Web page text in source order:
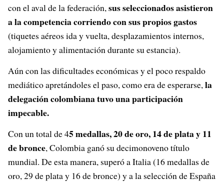
con el aval de la federación,sus seleccionados asistieron
a la competencia corriendo con sus propios gastos
(tiquetes aéreos ida y vuelta, desplazamientos internos,
alojamiento y alimentación durante su estancia).
Aún con las dificultades económicas y el poco respaldo
mediático apretándoles el paso, como era de esperarse,la
delegación colombiana tuvo una participación
impecable.
Con un total de 45 medallas, 20 de oro, 14 de plata y 11
de bronce, Colombia ganó su decimonoveno título
mundial. De esta manera, superó a Italia (16 medallas de
oro, 29 de plata y 16 de bronce) y a la selección de España